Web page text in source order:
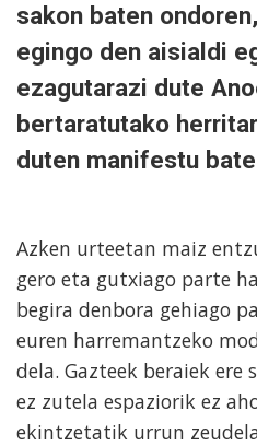
sakon baten
egingo den aisialdi
ezagutarazi dute
bertaratutako
duten manifestu
Azken urteetan maiz
gero eta gutxiago parte
begira denbora gehiago
euren harremantzeko
dela. Gazteek beraiek
ez zutela espaziorik ez
ekintzetatik urrun